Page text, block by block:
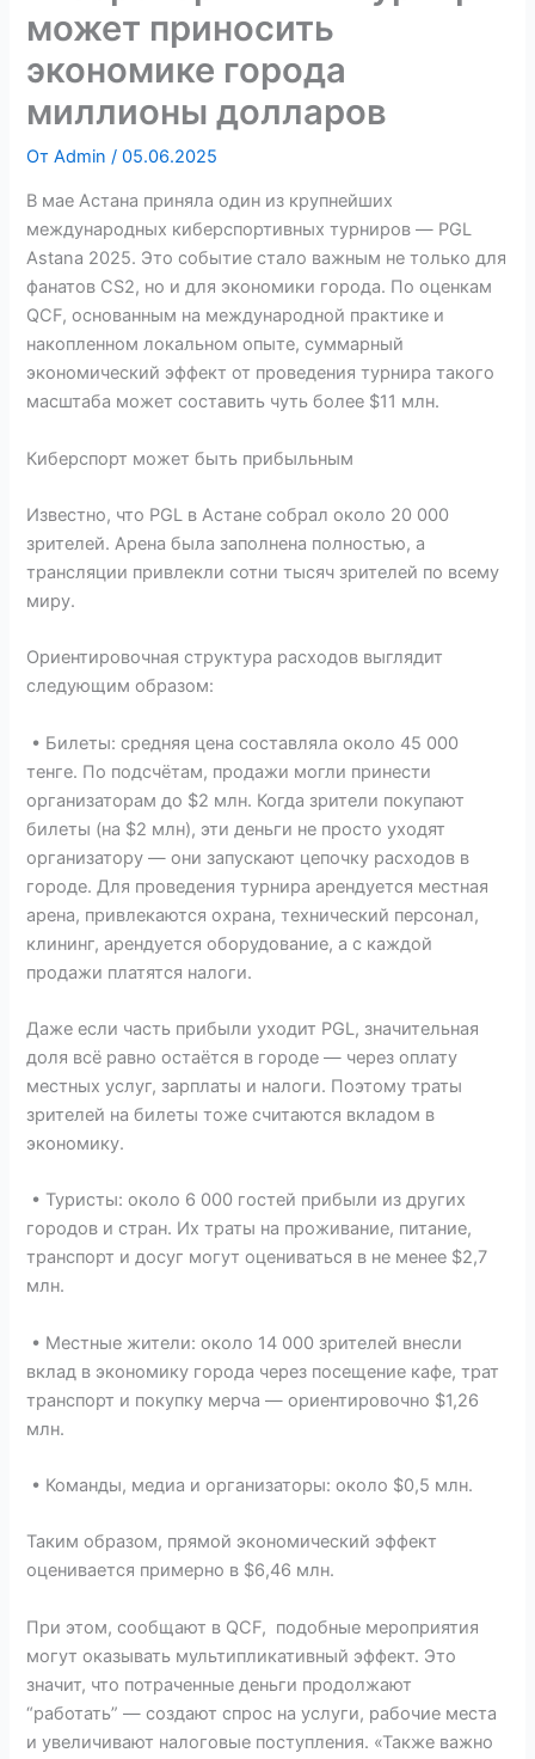
может приносить
экономике города
миллионы долларов
ОтAdmin/05.06.2025
В мае Астана приняла один из крупнейших
международных киберспортивных турниров — PGL
Astana 2025. Это событие стало важным не только для
фанатов CS2, но и для экономики города. По оценкам
QCF, основанным на международной практике и
накопленном локальном опыте, суммарный
экономический эффект от проведения турнира такого
масштаба может составить чуть более $11 млн.
Киберспорт может быть прибыльным
Известно, что PGL в Астане собрал около 20 000
зрителей. Арена была заполнена полностью, а
трансляции привлекли сотни тысяч зрителей по всему
миру.
Ориентировочная структура расходов выглядит
следующим образом:
• Билеты: средняя цена составляла около 45 000
тенге. По подсчётам, продажи могли принести
организаторам до $2 млн. Когда зрители покупают
билеты (на $2 млн), эти деньги не просто уходят
организатору — они запускают цепочку расходов в
городе. Для проведения турнира арендуется местная
арена, привлекаются охрана, технический персонал,
клининг, арендуется оборудование, а с каждой
продажи платятся налоги.
Даже если часть прибыли уходит PGL, значительная
доля всё равно остаётся в городе — через оплату
местных услуг, зарплаты и налоги. Поэтому траты
зрителей на билеты тоже считаются вкладом в
экономику.
• Туристы: около 6 000 гостей прибыли из других
городов и стран. Их траты на проживание, питание,
транспорт и досуг могут оцениваться в не менее $2,7
млн.
• Местные жители: около 14 000 зрителей внесли
вклад в экономику города через посещение кафе, трат
транспорт и покупку мерча — ориентировочно $1,26
млн.
• Команды, медиа и организаторы: около $0,5 млн.
Таким образом, прямой экономический эффект
оценивается примерно в $6,46 млн.
При этом, сообщают в QCF, подобные мероприятия
могут оказывать мультипликативный эффект. Это
значит, что потраченные деньги продолжают
“работать” — создают спрос на услуги, рабочие места
и увеличивают налоговые поступления. «Также важно